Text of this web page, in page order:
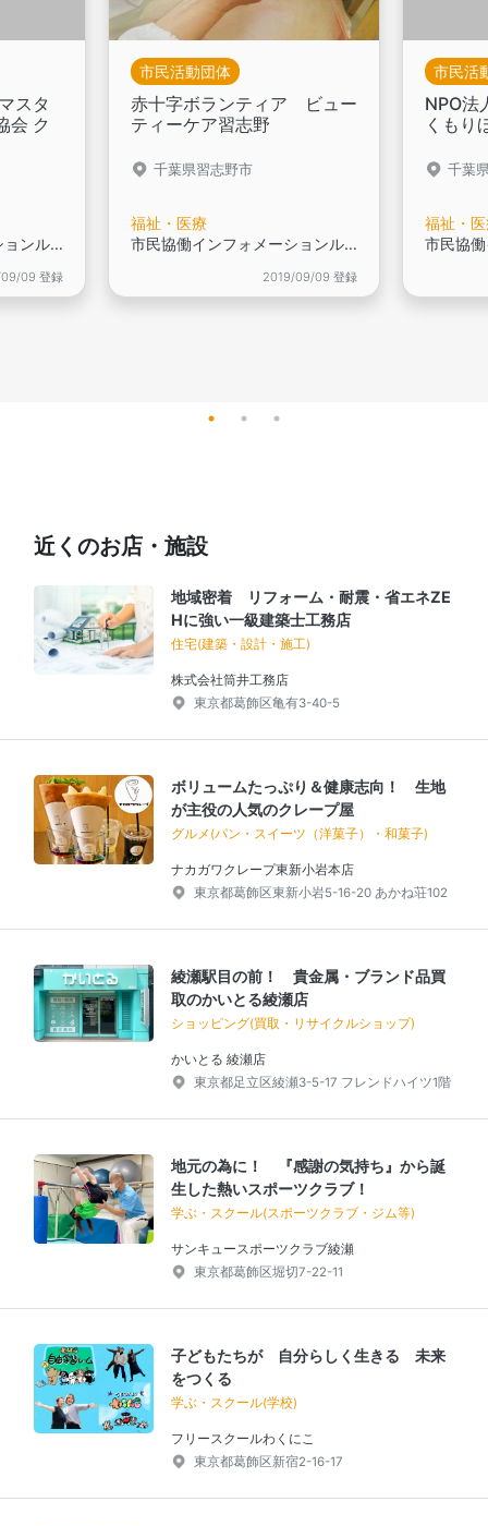
スタ
会 ク
市民協働インフォメーションルーム登録団体です,
09 登録
市民活動団体
赤十字ボランティア ビュー
ティーケア習志野
千葉県習志野市
福祉・医療
市民協働インフォメーションルーム登録団体です,
2019/09/09 登録
市民活
NPO
くもり
千葉
福祉・
近くのお店・施設
地域密着 リフォーム・耐震・省エネZE
Hに強い一級建築士工務店
住宅(建築・設計・施工)
株式会社筒井工務店
東京都葛飾区亀有3-40-5
ボリュームたっぷり＆健康志向！ 生地
が主役の人気のクレープ屋
グルメ(パン・スイーツ（洋菓子）・和菓子)
ナカガワクレープ東新小岩本店
東京都葛飾区東新小岩5-16-20 あかね荘102
綾瀬駅目の前！ 貴金属・ブランド品買
取のかいとる綾瀬店
ショッピング(買取・リサイクルショップ)
かいとる 綾瀬店
東京都足立区綾瀬3-5-17 フレンドハイツ1階
地元の為に！ 『感謝の気持ち』から誕
生した熱いスポーツクラブ！
学ぶ・スクール(スポーツクラブ・ジム等)
サンキュースポーツクラブ綾瀬
東京都葛飾区堀切7-22-11
子どもたちが 自分らしく生きる 未来
をつくる
学ぶ・スクール(学校)
フリースクールわくにこ
東京都葛飾区新宿2-16-17